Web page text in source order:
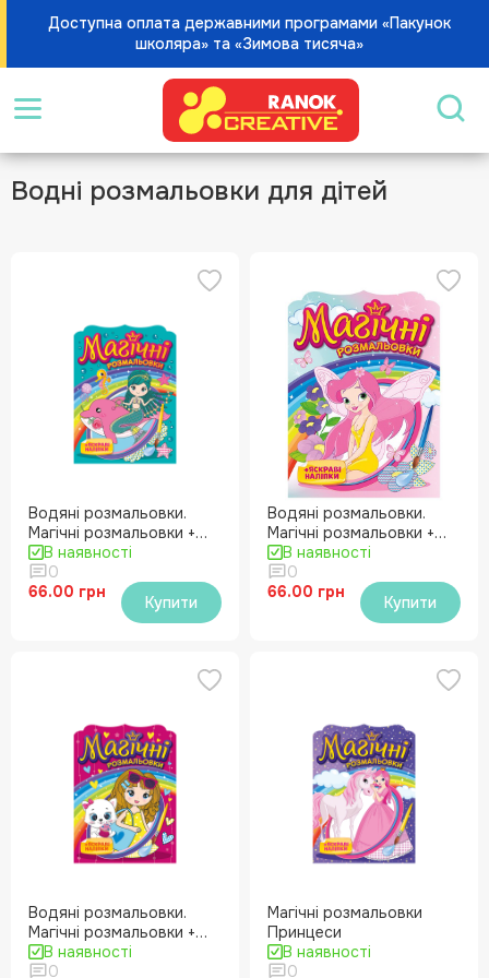
Доступна оплата державними програмами «Пакунок
школяра» та «Зимова тисяча»
Водні розмальовки для дітей
Водяні розмальовки.
Магічні розмальовки +
яскраві наліпки. Русалки
В наявності
0
66.00 грн
Купити
Водяні розмальовки.
Магічні розмальовки +
яскраві наліпки. Феї
В наявності
0
66.00 грн
Купити
Водяні розмальовки.
Магічні розмальовки +
яскраві наліпки. Дівчатка
В наявності
0
Магічні розмальовки
Принцеси
В наявності
0